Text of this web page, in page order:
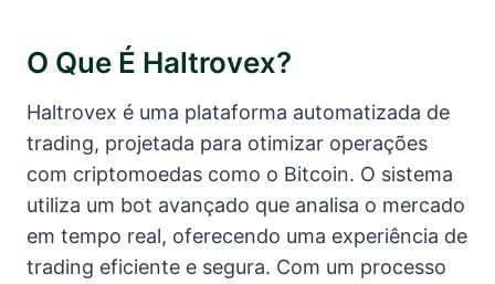
O Que É Haltrovex?
Haltrovex é uma plataforma automatizada de
trading, projetada para otimizar operações
com criptomoedas como o Bitcoin. O sistema
utiliza um bot avançado que analisa o mercado
em tempo real, oferecendo uma experiência de
trading eficiente e segura. Com um processo